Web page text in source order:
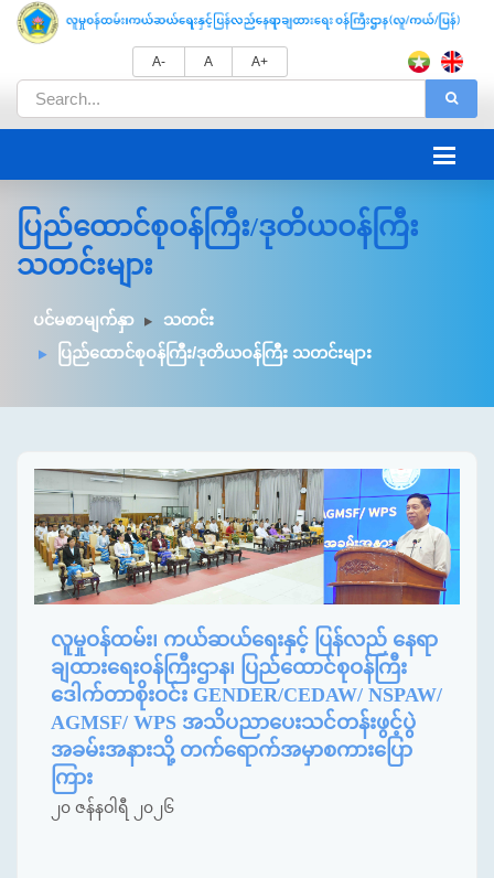
A- A A+
ပြည်ထောင်စုဝန်ကြီး/ဒုတိယဝန်ကြီး
သတင်းများ
ပင်မစာမျက်နှာ
သတင်း
ပြည်ထောင်စုဝန်ကြီး/ဒုတိယဝန်ကြီး သတင်းများ
လူမှုဝန်ထမ်း၊ ကယ်ဆယ်ရေးနှင့် ပြန်လည် နေရာ
ချထားရေးဝန်ကြီးဌာန၊ ပြည်ထောင်စုဝန်ကြီး
ဒေါက်တာစိုးဝင်း GENDER/CEDAW/ NSPAW/
AGMSF/ WPS အသိပညာပေးသင်တန်းဖွင့်ပွဲ
အခမ်းအနားသို့ တက်ရောက်အမှာစကားပြော
ကြား
၂၀ ဇန်နဝါရီ ၂၀၂၆